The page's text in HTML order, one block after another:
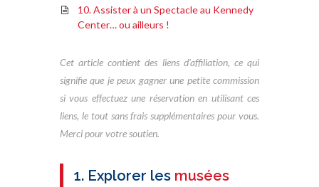
10. Assister à un Spectacle au Kennedy
Center… ou ailleurs !
Cet article contient des liens d'affiliation, ce qui
signifie que je peux gagner une petite commission
si vous effectuez une réservation en utilisant ces
liens, le tout sans frais supplémentaires pour vous.
Merci pour votre soutien.
1. Explorer les musées